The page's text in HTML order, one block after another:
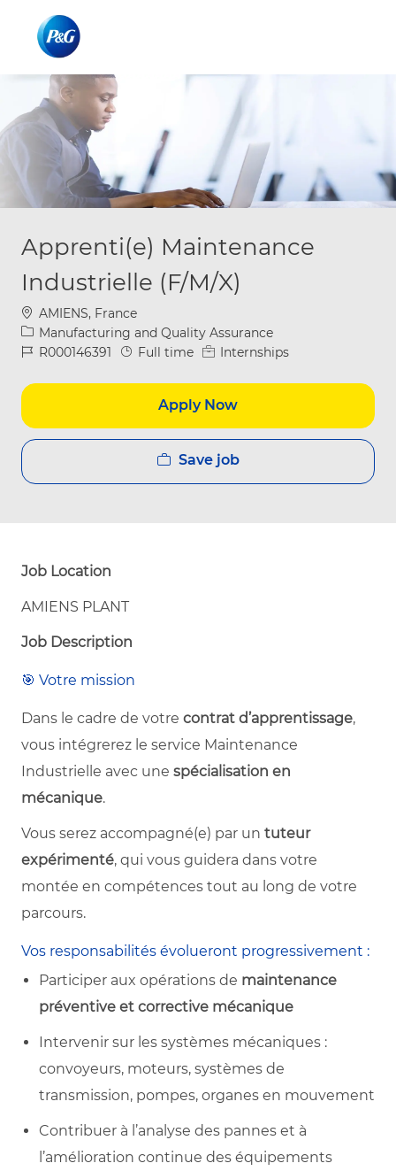
Apprenti(e) Maintenance
Industrielle (F/M/X)
Location
AMIENS, France
Category
Manufacturing and Quality Assurance
Job IdR000146391 Job Type
Full time Internships
Apply Now
Save job
Job Location
AMIENS PLANT
Job Description
🎯 Votre mission
Dans le cadre de votre contrat d’apprentissage,
vous intégrerez le service Maintenance
Industrielle avec une spécialisation en
mécanique.
Vous serez accompagné(e) par un tuteur
expérimenté, qui vous guidera dans votre
montée en compétences tout au long de votre
parcours.
Vos responsabilités évolueront progressivement :
Participer aux opérations de maintenance
préventive et corrective mécanique
Intervenir sur les systèmes mécaniques :
convoyeurs, moteurs, systèmes de
transmission, pompes, organes en mouvement
Contribuer à l’analyse des pannes et à
l’amélioration continue des équipements